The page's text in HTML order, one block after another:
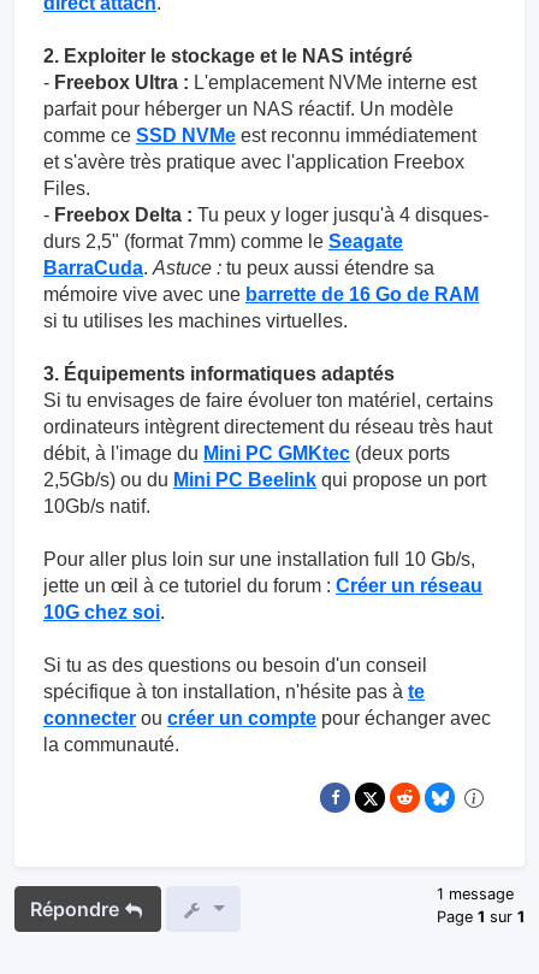
2. Exploiter le stockage et le NAS intégré
- Freebox Ultra : L'emplacement NVMe interne est
parfait pour héberger un NAS réactif. Un modèle
comme ce SSD NVMe est reconnu immédiatement
et s'avère très pratique avec l'application Freebox
Files.
- Freebox Delta : Tu peux y loger jusqu'à 4 disques-
durs 2,5" (format 7mm) comme le Seagate
BarraCuda. Astuce : tu peux aussi étendre sa
mémoire vive avec une barrette de 16 Go de RAM
si tu utilises les machines virtuelles.
3. Équipements informatiques adaptés
Si tu envisages de faire évoluer ton matériel, certains
ordinateurs intègrent directement du réseau très haut
débit, à l'image du Mini PC GMKtec (deux ports
2,5Gb/s) ou du Mini PC Beelink qui propose un port
10Gb/s natif.
Pour aller plus loin sur une installation full 10 Gb/s,
jette un œil à ce tutoriel du forum : Créer un réseau
10G chez soi.
Si tu as des questions ou besoin d'un conseil
spécifique à ton installation, n'hésite pas à te
connecter ou créer un compte pour échanger avec
la communauté.
Répondre
1 message
Page 1 sur 1